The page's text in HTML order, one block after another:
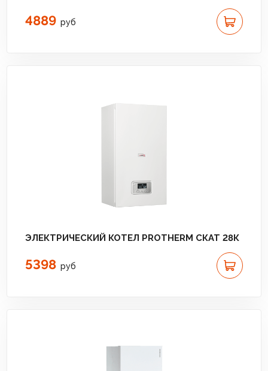
4889 руб
ЭЛЕКТРИЧЕСКИЙ КОТЕЛ PROTHERM СКАТ 28К
5398 руб